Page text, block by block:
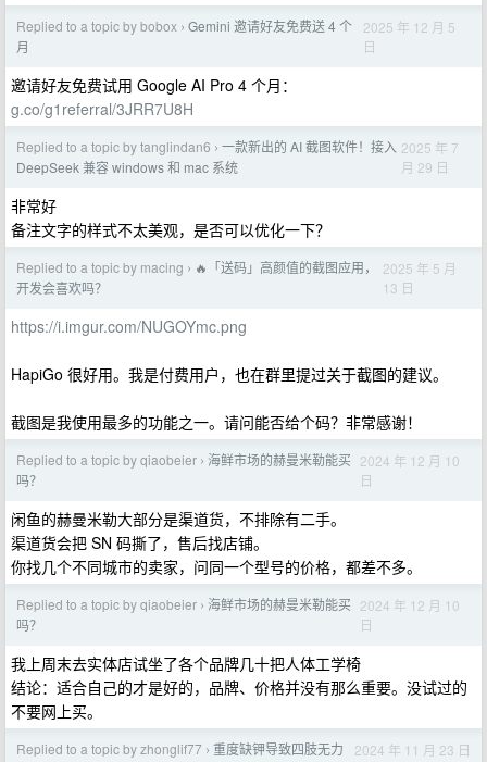
Replied to a topic by bobox › Gemini 邀请好友免费送 4 个
月
2025 年 12 月 5
日
邀请好友免费试用 Google AI Pro 4 个月：
g.co/g1referral/3JRR7U8H
Replied to a topic by tanglindan6 › 一款新出的 AI 截图软件！接入
DeepSeek 兼容 windows 和 mac 系统
2025 年 7
月 29 日
非常好
备注文字的样式不太美观，是否可以优化一下？
Replied to a topic by macing › 🔥「送码」高颜值的截图应用，
开发会喜欢吗？
2025 年 5 月
13 日
https://i.imgur.com/NUGOYmc.png
HapiGo 很好用。我是付费用户，也在群里提过关于截图的建议。
截图是我使用最多的功能之一。请问能否给个码？非常感谢！
Replied to a topic by qiaobeier › 海鲜市场的赫曼米勒能买
吗？
2024 年 12 月 10
日
闲鱼的赫曼米勒大部分是渠道货，不排除有二手。
渠道货会把 SN 码撕了，售后找店铺。
你找几个不同城市的卖家，问同一个型号的价格，都差不多。
Replied to a topic by qiaobeier › 海鲜市场的赫曼米勒能买
吗？
2024 年 12 月 10
日
我上周末去实体店试坐了各个品牌几十把人体工学椅
结论：适合自己的才是好的，品牌、价格并没有那么重要。没试过的
不要网上买。
Replied to a topic by zhonglif77 › 重度缺钾导致四肢无力 2024 年 11 月 23 日